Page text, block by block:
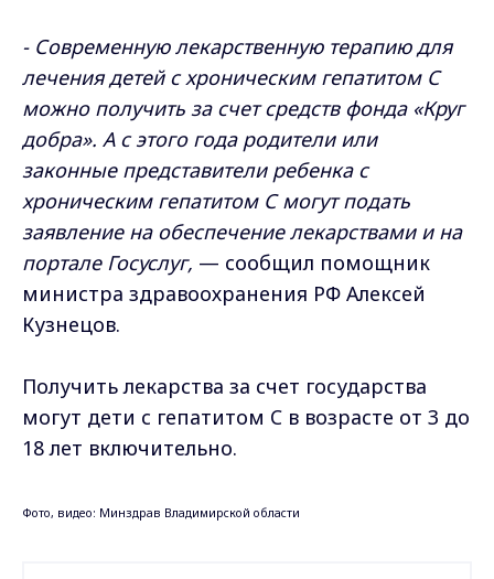
- Современную лекарственную терапию для
лечения детей с хроническим гепатитом С
можно получить за счет средств фонда «Круг
добра». А с этого года родители или
законные представители ребенка с
хроническим гепатитом С могут подать
заявление на обеспечение лекарствами и на
портале Госуслуг, — сообщил помощник
министра здравоохранения РФ Алексей
Кузнецов.
Получить лекарства за счет государства
могут дети с гепатитом C в возрасте от 3 до
18 лет включительно.
Фото, видео: Минздрав Владимирской области